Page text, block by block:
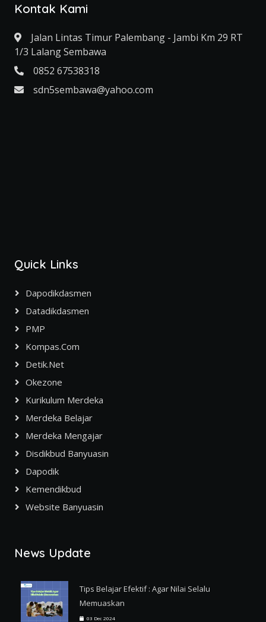
Kontak Kami
Jalan Lintas Timur Palembang - Jambi Km 29 RT
1/3 Lalang Sembawa
0852 67538318
sdn5sembawa@yahoo.com
Quick Links
Dapodikdasmen
Datadikdasmen
PMP
Kompas.com
Detik.net
Okezone
Kurikulum Merdeka
Merdeka Belajar
Merdeka Mengajar
Disdikbud Banyuasin
Dapodik
Kemendikbud
Website Banyuasin
News Update
Tips Belajar Efektif : Agar Nilai Selalu
Memuaskan
03 Dec 2024